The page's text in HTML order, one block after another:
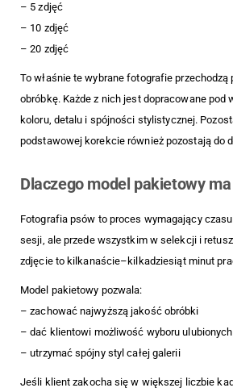
– 5 zdjęć
– 10 zdjęć
– 20 zdjęć
To właśnie te wybrane fotografie przechodzą
obróbkę. Każde z nich jest dopracowane pod
koloru, detalu i spójności stylistycznej.
podstawowej korekcie również pozostają do
Dlaczego model pakietowy
Fotografia psów to proces wymagający
sesji, ale przede wszystkim w selekcji i
zdjęcie to kilkanaście–kilkadziesiąt minut
Model pakietowy pozwala:
– zachować najwyższą jakość obróbki
– dać klientowi możliwość wyboru
– utrzymać spójny styl całej galerii
Jeśli klient zakocha się w większej liczbie